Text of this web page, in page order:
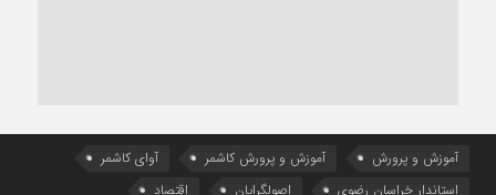
آموزش و پرورش آموزش و پرورش کاشمر
آوای کاشمر
استاندار خراسان رضوی
اصولگرایان
اقتصاد